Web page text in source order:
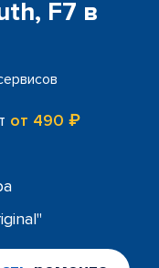
F7 в
от 490 ₽